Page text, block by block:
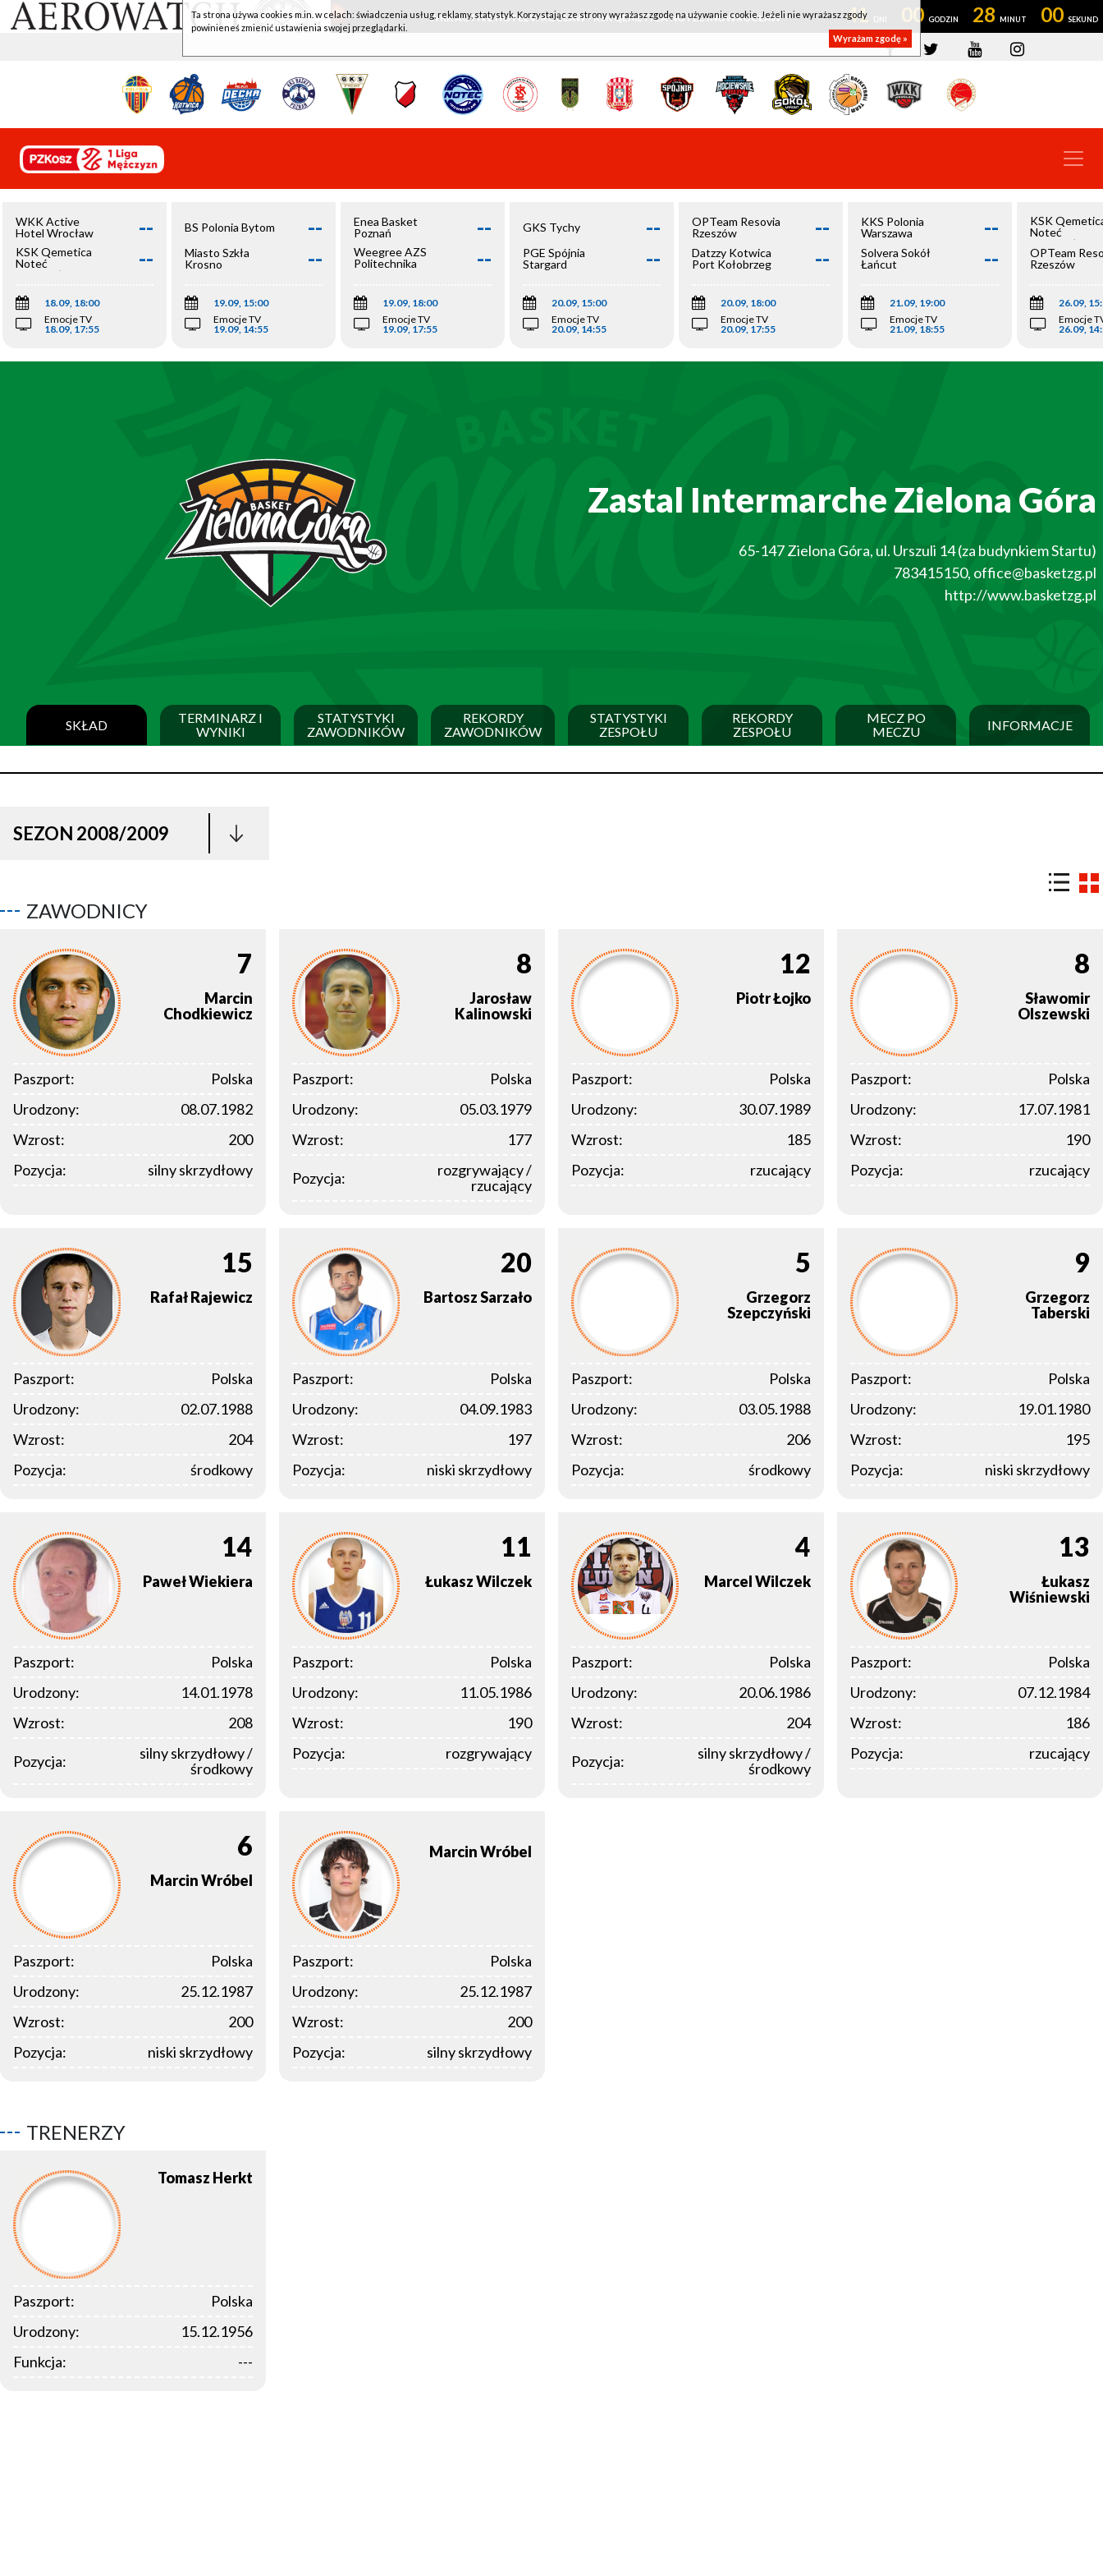
WKK ACTIVE HOTEL WROCŁAW - KSK QEMETICA NOTEĆ INOWROCŁAW 41 00 27 59
WKK Active
Hotel Wrocław
--
KSK Qemetica
Noteć
Inowrocław
--
18.09, 18:00
Emocje TV
18.09, 17:55
BS Polonia Bytom --
Miasto Szkła
Krosno
--
19.09, 15:00
Emocje TV
19.09, 14:55
Enea Basket
Poznań
--
Weegree AZS
Politechnika
--
19.09, 18:00
Emocje TV
19.09, 17:55
GKS Tychy --
PGE Spójnia
Stargard
--
20.09, 15:00
Emocje TV
20.09, 14:55
OPTeam Resovia
Rzeszów
--
Datzzy Kotwica
Port Kołobrzeg
--
20.09, 18:00
Emocje TV
20.09, 17:55
KKS Polonia
Warszawa
--
Solvera Sokół
Łańcut
--
21.09, 19:00
Emocje TV
21.09, 18:55
KSK
Noteć
Inowrocław
OPTeam
Rzeszów
26.09,
Emocje
26.09,
Zastal Intermarche Zielona Góra
65-147Zielona Góra, ul. Urszuli 14 (za budynkiem Startu)
783415150, office@basketzg.pl
http://www.basketzg.pl
SKŁAD
TERMINARZ I
WYNIKI
STATYSTYKI
ZAWODNIKÓW
REKORDY
ZAWODNIKÓW
STATYSTYKI
ZESPOŁU
REKORDY
ZESPOŁU
MECZ PO
MECZU
INFORMACJE
SEZON 2008/2009
ZAWODNICY
7
Marcin
Chodkiewicz
Paszport:
Polska
Urodzony:
08.07.1982
Wzrost:
200
Pozycja:
silny skrzydłowy
8
Jarosław
Kalinowski
Paszport:
Polska
Urodzony:
05.03.1979
Wzrost:
177
Pozycja:
rozgrywający /
rzucający
12
PiotrŁojko
Paszport:
Polska
Urodzony:
30.07.1989
Wzrost:
185
Pozycja:
rzucający
8
Sławomir
Olszewski
Paszport:
Polska
Urodzony:
17.07.1981
Wzrost:
190
Pozycja:
rzucający
15
RafałRajewicz
Paszport:
Polska
Urodzony:
02.07.1988
Wzrost:
204
Pozycja:
środkowy
20
BartoszSarzało
Paszport:
Polska
Urodzony:
04.09.1983
Wzrost:
197
Pozycja:
niski skrzydłowy
5
Grzegorz
Szepczyński
Paszport:
Polska
Urodzony:
03.05.1988
Wzrost:
206
Pozycja:
środkowy
9
Grzegorz
Taberski
Paszport:
Polska
Urodzony:
19.01.1980
Wzrost:
195
Pozycja:
niski skrzydłowy
14
PawełWiekiera
Paszport:
Polska
Urodzony:
14.01.1978
Wzrost:
208
Pozycja:
silny skrzydłowy /
środkowy
11
ŁukaszWilczek
Paszport:
Polska
Urodzony:
11.05.1986
Wzrost:
190
Pozycja:
rozgrywający
4
MarcelWilczek
Paszport:
Polska
Urodzony:
20.06.1986
Wzrost:
204
Pozycja:
silny skrzydłowy /
środkowy
13
Łukasz
Wiśniewski
Paszport:
Polska
Urodzony:
07.12.1984
Wzrost:
186
Pozycja:
rzucający
6
MarcinWróbel
Paszport:
Polska
Urodzony:
25.12.1987
Wzrost:
200
Pozycja:
niski skrzydłowy
MarcinWróbel
Paszport:
Polska
Urodzony:
25.12.1987
Wzrost:
200
Pozycja:
silny skrzydłowy
TRENERZY
Tomasz Herkt
Paszport:
Polska
Urodzony:
15.12.1956
Funkcja:
---
Ta strona używa cookies m.in. w celach: świadczenia usług, reklamy, statystyk. Korzystając ze strony wyrażasz zgodę na używanie cookie. Jeżeli nie wyrażasz zgody
powinieneś zmienić ustawienia swojej przeglądarki.
Wyrażam zgodę »